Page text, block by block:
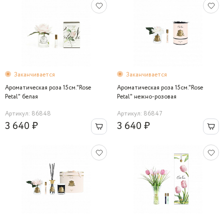
Заканчивается
Ароматическая роза 15см."Rose
Petal" белая
Артикул: 86848
3 640 ₽
Заканчивается
Ароматическая роза 15см."Rose
Petal" нежно-розовая
Артикул: 86847
3 640 ₽